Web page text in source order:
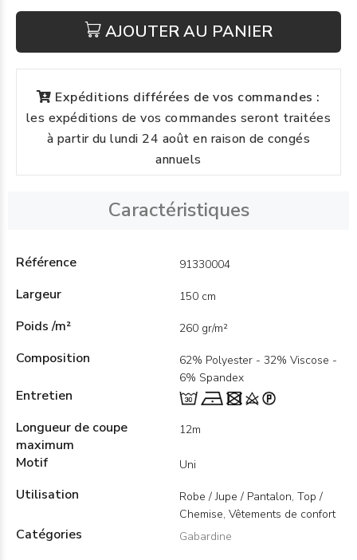
AJOUTER AU PANIER
Expéditions différées de vos commandes :
les expéditions de vos commandes seront traitées
à partir du lundi 24 août en raison de congés
annuels
Caractéristiques
Référence 91330004
Largeur 150 cm
Poids /m² 260 gr/m²
Composition
62% Polyester - 32% Viscose -
6% Spandex
Entretien
Longueur de coupe
maximum
12m
Motif Uni
Utilisation
Robe / Jupe / Pantalon, Top /
Chemise, Vêtements de confort
Catégories Gabardine